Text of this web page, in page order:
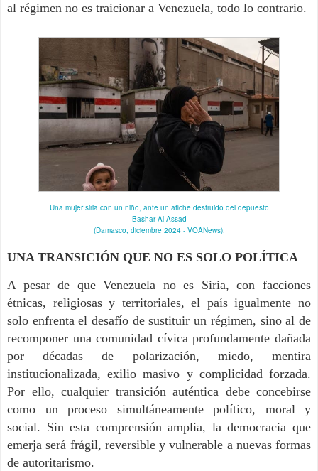
al régimen no es traicionar a Venezuela, todo lo contrario.
Una mujer siria con un niño, ante un afiche destruido del depuesto
Bashar Al-Assad
(Damasco, diciembre 2024 - VOANews).
UNA TRANSICIÓN QUE NO ES SOLO POLÍTICA
A pesar de que Venezuela no es Siria, con facciones
étnicas, religiosas y territoriales, el país igualmente no
solo enfrenta el desafío de sustituir un régimen, sino al de
recomponer una comunidad cívica profundamente dañada
por décadas de polarización, miedo, mentira
institucionalizada, exilio masivo y complicidad forzada.
Por ello, cualquier transición auténtica debe concebirse
como un proceso simultáneamente político, moral y
social. Sin esta comprensión amplia, la democracia que
emerja será frágil, reversible y vulnerable a nuevas formas
de autoritarismo.